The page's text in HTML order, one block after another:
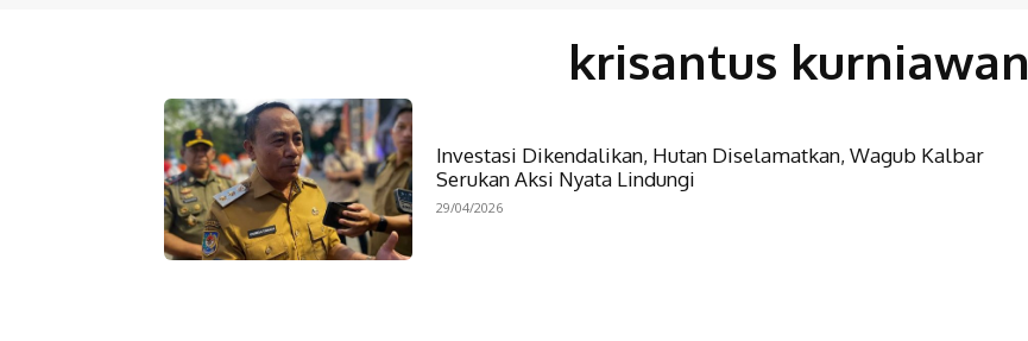
krisantus kurniawan
Investasi Dikendalikan, Hutan Diselamatkan, Wagub Kalbar
Serukan Aksi Nyata Lindungi
29/04/2026